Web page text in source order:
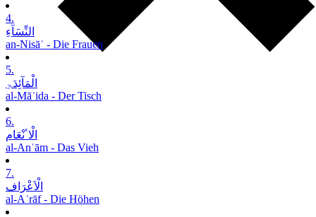
4.
النِّسَآءِ
an-Nisāʾ - Die Frauen
5.
الْمَآئِدَۃِ
al-Māʾida - Der Tisch
6.
الْاٴنْعَام
al-Anʿām - Das Vieh
7.
الْاَعْرَاف
al-Aʿrāf - Die Höhen